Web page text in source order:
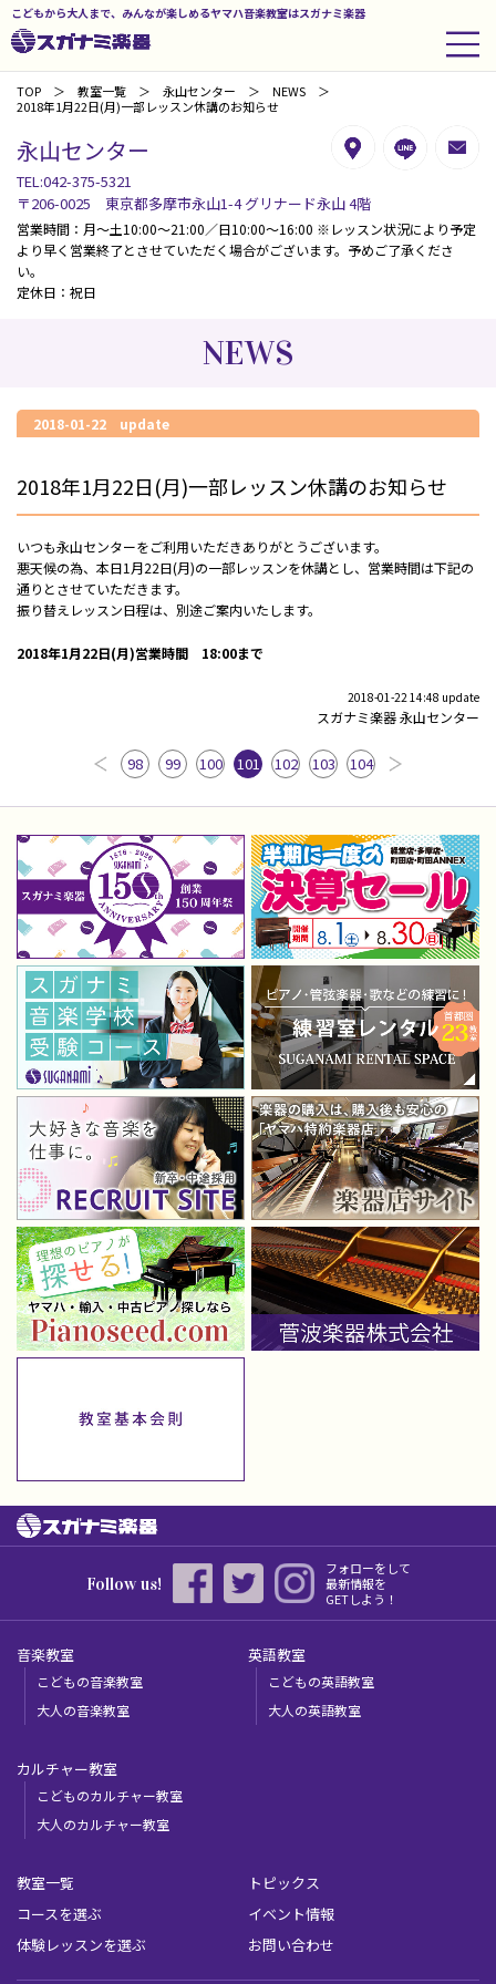
こどもから大人まで、みんなが楽しめるヤマハ音楽教室はスガナミ楽器
TOP 教室一覧 永山センター
NEWS
2018年1月22日(月)一部レッスン休講のお知らせ
永山センター
TEL:042-375-5321
〒206-0025 東京都多摩市永山1-4 グリナード永山 4階
営業時間：月～土10:00～21:00／日10:00～16:00 ※レッスン状況により予定
より早く営業終了とさせていただく場合がございます。予めご了承くださ
い。
定休日：祝日
NEWS
2018-01-22 update
2018年1月22日(月)一部レッスン休講のお知らせ
いつも永山センターをご利用いただきありがとうございます。
悪天候の為、本日1月22日(月)の一部レッスンを休講とし、営業時間は下記の
通りとさせていただきます。
振り替えレッスン日程は、別途ご案内いたします。
2018年1月22日(月)営業時間 18:00まで
2018-01-22 14:48 update
スガナミ楽器 永山センター
98 99 100 101 102 103 104
Follow us!
フォローをして
最新情報を
GETしよう！
音楽教室
こどもの音楽教室
大人の音楽教室
英語教室
こどもの英語教室
大人の英語教室
カルチャー教室
こどものカルチャー教室
大人のカルチャー教室
教室一覧
コースを選ぶ
体験レッスンを選ぶ
トピックス
イベント情報
お問い合わせ